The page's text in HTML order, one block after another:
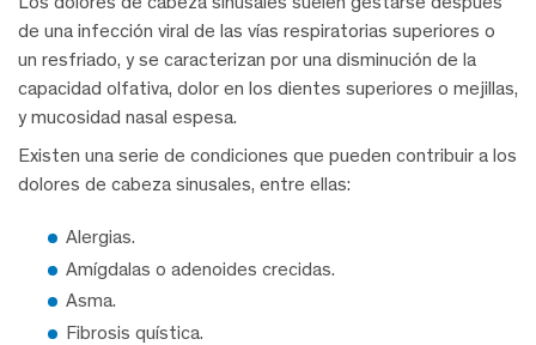
de una infección viral de las vías respiratorias superiores o
un resfriado, y se caracterizan por una disminución de la
capacidad olfativa, dolor en los dientes superiores o mejillas,
y mucosidad nasal espesa.
Existen una serie de condiciones que pueden contribuir a los
dolores de cabeza sinusales, entre ellas:
Alergias.
Amígdalas o adenoides crecidas.
Asma.
Fibrosis quística.